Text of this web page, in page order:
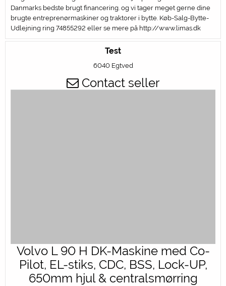
Danmarks bedste brugt financering. og vi tager meget gerne dine
brugte entreprenørmaskiner og traktorer i bytte. Køb-Salg-Bytte-
Udlejning ring 74855292 eller se mere på http://www.limas.dk
Test
6040 Egtved
Contact seller
Volvo L 90 H DK-Maskine med Co-
Pilot, EL-stiks, CDC, BSS, Lock-UP,
650mm hjul & centralsmørring